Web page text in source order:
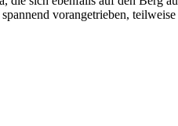
vorangetrieben,